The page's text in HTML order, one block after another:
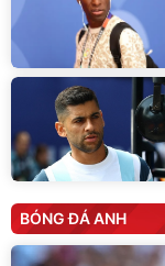
BÓNG ĐÁ ANH